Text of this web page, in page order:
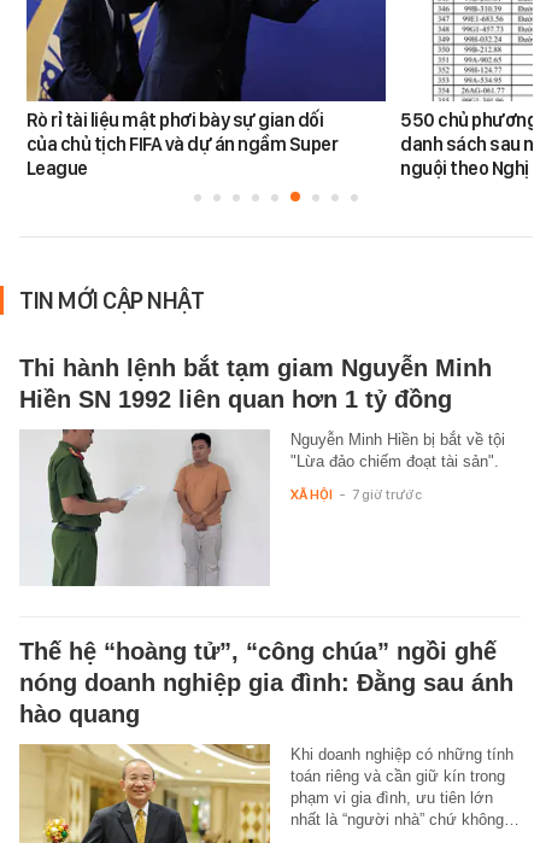
Rò rỉ tài liệu mật phơi bày sự gian dối
của chủ tịch FIFA và dự án ngầm Super
League
550 chủ
danh sách sau
nguội theo Nghị
TIN MỚI CẬP NHẬT
Thi hành lệnh bắt tạm giam Nguyễn Minh
Hiền SN 1992 liên quan hơn 1 tỷ đồng
Nguyễn Minh Hiền bị bắt về tội
"Lừa đảo chiếm đoạt tài sản".
XÃ HỘI - 7 giờ trước
Thế hệ “hoàng tử”, “công chúa” ngồi ghế
nóng doanh nghiệp gia đình: Đằng sau ánh
hào quang
Khi doanh nghiệp có những tính
toán riêng và cần giữ kín trong
phạm vi gia đình, ưu tiên lớn
nhất là “người nhà” chứ không…